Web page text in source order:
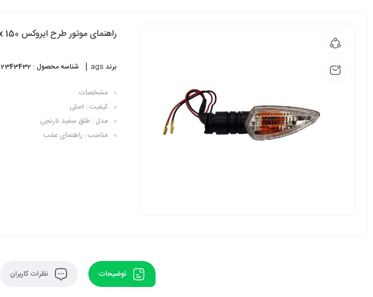
راهنمای موتور طرح ایروکس nvx 150
برند ags شناسه محصول : 2343432
مشخصات
کیفیت : اصلی
مدل : طلق سفید نارنجی
مناسب : راهنمای عقب
توضیحات نظرات کاربران